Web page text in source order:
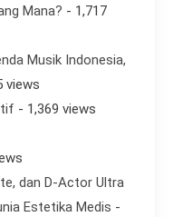
Mana? - 1,717
Musik Indonesia,
views
- 1,369 views
dan D-Actor Ultra
Estetika Medis -